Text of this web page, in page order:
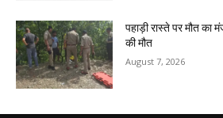
पहाड़ी रास्ते पर मौत का
की मौत
August 7, 2026